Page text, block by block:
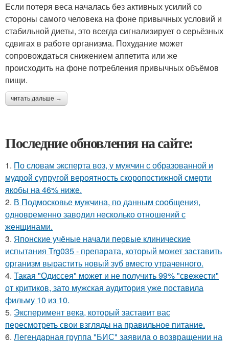
Если потеря веса началась без активных усилий со
стороны самого человека на фоне привычных условий и
стабильной диеты, это всегда сигнализирует о серьёзных
сдвигах в работе организма. Похудание может
сопровождаться снижением аппетита или же
происходить на фоне потребления привычных объёмов
пищи.
читать дальше →
Последние обновления на сайте:
1. По словам эксперта воз, у мужчин с образованной и
мудрой супругой вероятность скоропостижной смерти
якобы на 46% ниже.
2. В Подмосковье мужчина, по данным сообщения,
одновременно заводил несколько отношений с
женщинами.
3. Японские учёные начали первые клинические
испытания Trg035 - препарата, который может заставить
организм вырастить новый зуб вместо утраченного.
4. Такая "Одиссея" может и не получить 99% "свежести"
от критиков, зато мужская аудитория уже поставила
фильму 10 из 10.
5. Эксперимент века, который заставит вас
пересмотреть свои взгляды на правильное питание.
6. Легендарная группа "БИС" заявила о возвращении на